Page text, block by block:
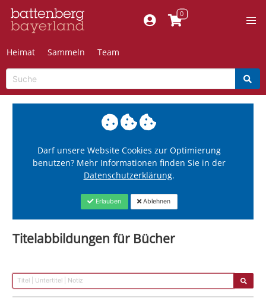
Heimat Sammeln Team
Darf unsere Website Cookies zur Optimierung
benutzen? Mehr Informationen finden Sie in der
Datenschutzerklärung.
Erlauben Ablehnen
Titelabbildungen für Bücher